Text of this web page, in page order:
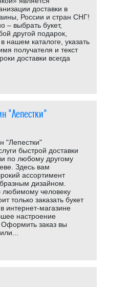
доставки в
России и стран СНГ!
– выбрать букет,
другой подарок,
нашем каталоге, указать
получателя и текст
доставки всегда
"Лепестки"
"Лепестки"
быстрой доставки
по любому другому
Здесь вам
ассортимент
дизайном.
любимому человеку
только заказать букет
интернет-магазине
настроение
Оформить заказ вы